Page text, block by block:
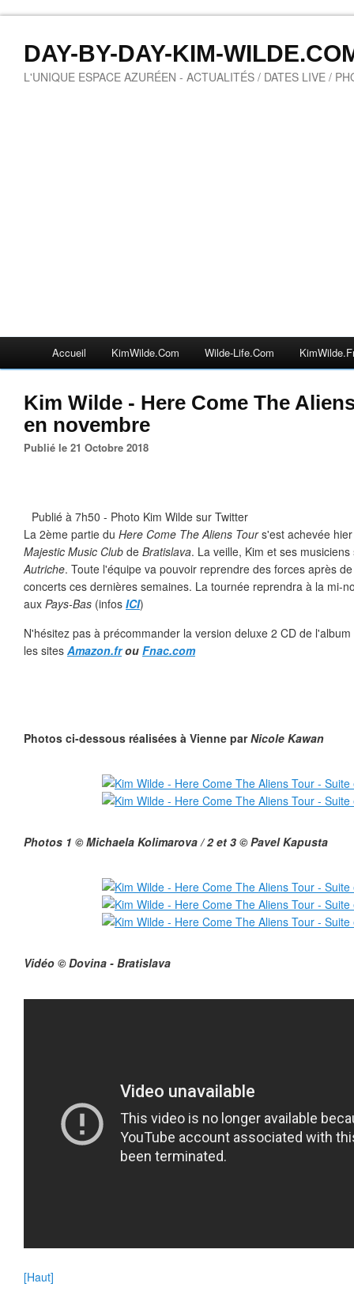
DAY-BY-DAY-KIM-
L'UNIQUE ESPACE AZURÉEN - ACTUALITÉS / DATES LIVE /
Accueil KimWilde.com Wilde-Life.com
Kim Wilde - Here Come The
en novembre
Publié le 21 Octobre 2018
Publié à 7h50 - Photo Kim Wilde sur Twitter
La 2ème partie du Here Come The Aliens Tours'est achevée
Majestic Music Club de Bratislava. La veille, Kim et ses
Autriche. Toute l'équipe va pouvoir reprendre des forces après
concerts ces dernières semaines. La tournée reprendra à la mi-
aux Pays-Bas (infos ICI)
N'hésitez pas à précommander la version deluxe 2 CD de l'album
les sites Amazon.frou Fnac.com
Photos ci-dessous réalisées à Vienne parNicole Kawan
Photos 1 © Michaela Kolimarova / 2 et 3 © Pavel Kapusta
Vidéo © Dovina - Bratislava
[Haut]